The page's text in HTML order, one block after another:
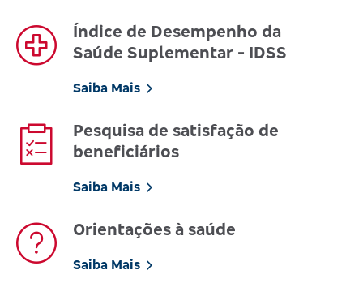
Índice de Desempenho da
Saúde Suplementar - IDSS
Saiba Mais
Pesquisa de satisfação de
beneficiários
Saiba Mais
Orientações à saúde
Saiba Mais